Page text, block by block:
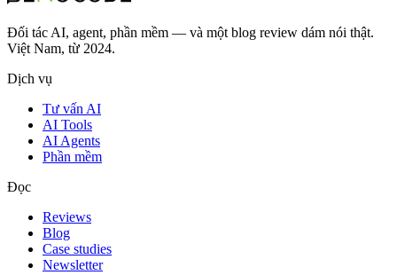
Đối tác AI, agent, phần mềm — và một blog review dám nói thật.
Việt Nam, từ 2024.
Dịch vụ
Tư vấn AI
AI Tools
AI Agents
Phần mềm
Đọc
Reviews
Blog
Case studies
Newsletter